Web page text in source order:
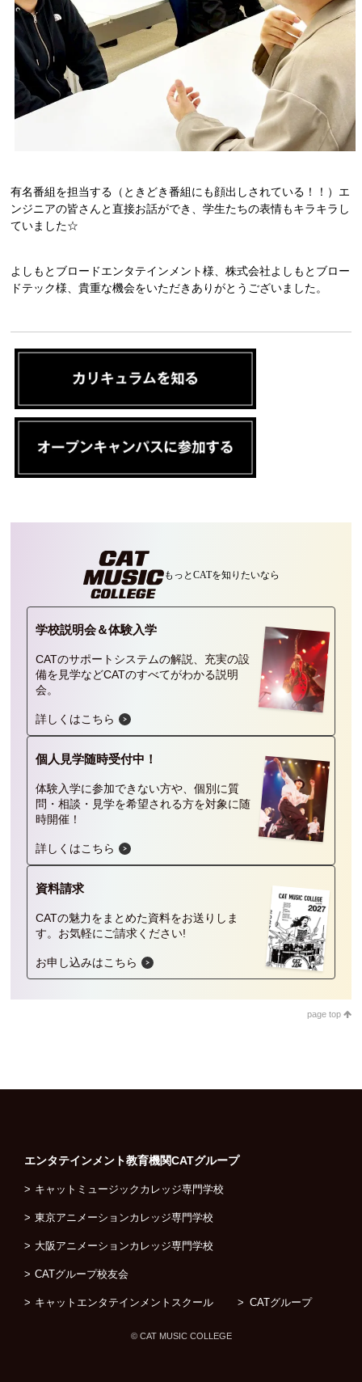
有名番組を担当する（ときどき番組にも顔出しされている！！）エ
ンジニアの皆さんと直接お話ができ、学生たちの表情もキラキラし
ていました☆
よしもとブロードエンタテインメント様、株式会社よしもとブロー
ドテック様、貴重な機会をいただきありがとうございました。
もっとCATを知りたいなら
学校説明会＆体験入学
CATのサポートシステムの解説、充実の設
備を見学などCATのすべてがわかる説明
会。
詳しくはこちら
個人見学随時受付中！
体験入学に参加できない方や、個別に質
問・相談・見学を希望される方を対象に随
時開催！
詳しくはこちら
資料請求
CATの魅力をまとめた資料をお送りしま
す。 お気軽にご請求ください!
お申し込みはこちら
page top
エンタテインメント教育機関CATグループ
キャットミュージックカレッジ専門学校
東京アニメーションカレッジ専門学校
大阪アニメーションカレッジ専門学校
CATグループ校友会
キャットエンタテインメントスクール CATグループ
© CAT MUSIC COLLEGE